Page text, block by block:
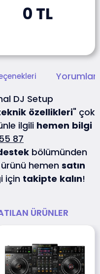
0 TL
DJ Setup
özellikleri" çok
ilgili hemen bilgi
87
bölümünden
ürünü hemen satın
için takipte kalın!
ÜRÜNLER